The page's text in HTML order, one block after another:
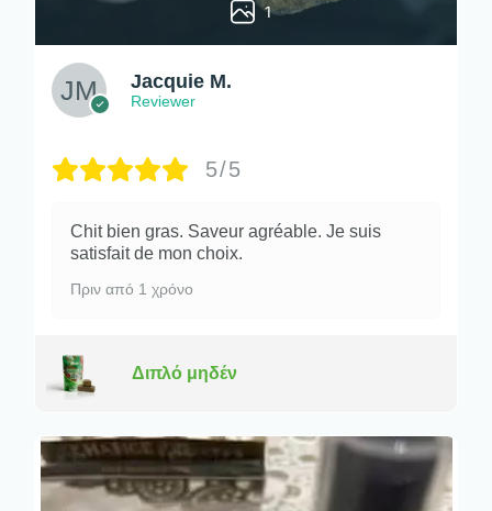
1
Jacquie M.
Reviewer
5/5
Chit bien gras. Saveur agréable. Je suis
satisfait de mon choix.
Πριν από 1 χρόνο
Διπλό μηδέν